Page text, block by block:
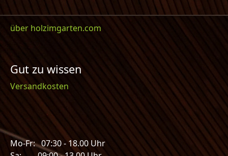
über holzimgarten.com
Gut zu wissen
Versandkosten
Mo-Fr: 07:30 - 18.00 Uhr